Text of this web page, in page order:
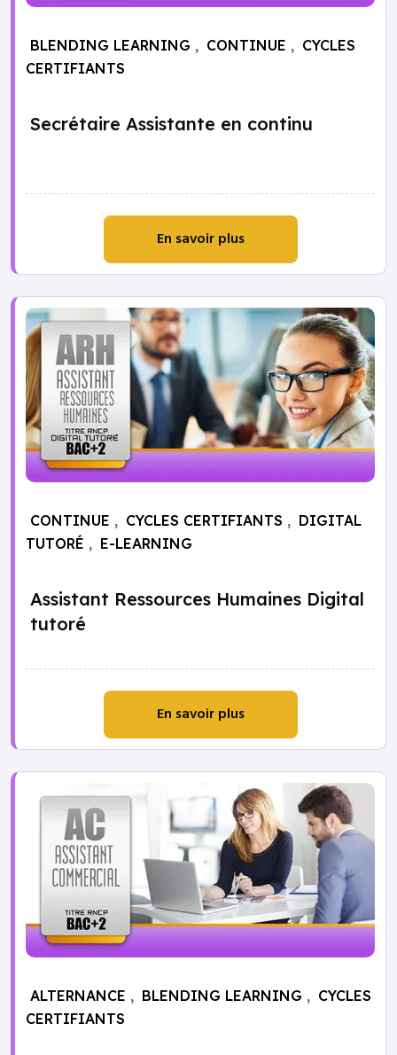
BLENDING LEARNING , CONTINUE , CYCLES
CERTIFIANTS
Secrétaire Assistante en continu
En savoir plus
CONTINUE , CYCLES CERTIFIANTS , DIGITAL
TUTORÉ , E-LEARNING
Assistant Ressources Humaines Digital
tutoré
En savoir plus
ALTERNANCE , BLENDING LEARNING , CYCLES
CERTIFIANTS